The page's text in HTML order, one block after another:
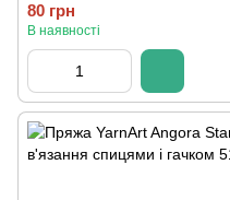
80 грн
В наявності